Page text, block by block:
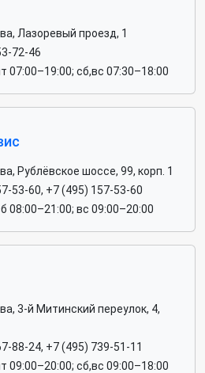
Лазоревый проезд, 1
72-46
07:00–19:00; сб,вс 07:30–18:00
Рублёвское шоссе, 99, корп. 1
53-60, +7 (495) 157-53-60
08:00–21:00; вс 09:00–20:00
3-й Митинский переулок, 4,
88-24, +7 (495) 739-51-11
09:00–20:00; сб,вс 09:00–18:00